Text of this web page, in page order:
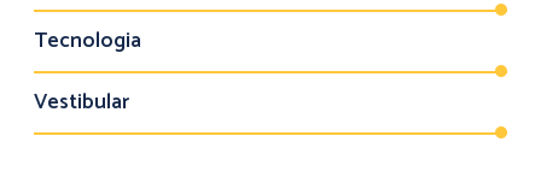
Tecnologia
Vestibular